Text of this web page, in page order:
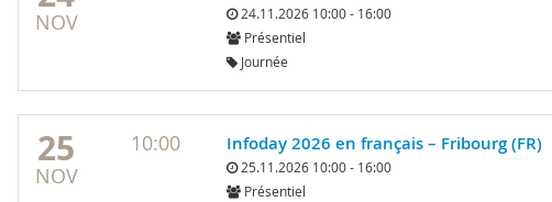
NOV
24.11.2026 10:00 - 16:00
Présentiel
Journée
25
NOV
10:00 Infoday 2026 en français – Fribourg (FR)
25.11.2026 10:00 - 16:00
Présentiel